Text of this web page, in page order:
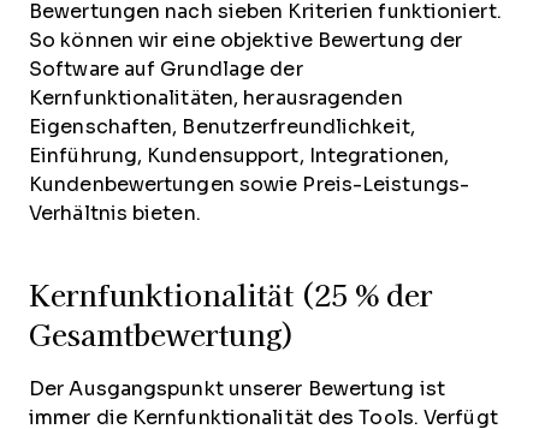
Bewertungen nach sieben Kriterien funktioniert.
So können wir eine objektive Bewertung der
Software auf Grundlage der
Kernfunktionalitäten, herausragenden
Eigenschaften, Benutzerfreundlichkeit,
Einführung, Kundensupport, Integrationen,
Kundenbewertungen sowie Preis-Leistungs-
Verhältnis bieten.
Kernfunktionalität (25 % der
Gesamtbewertung)
Der Ausgangspunkt unserer Bewertung ist
immer die Kernfunktionalität des Tools. Verfügt